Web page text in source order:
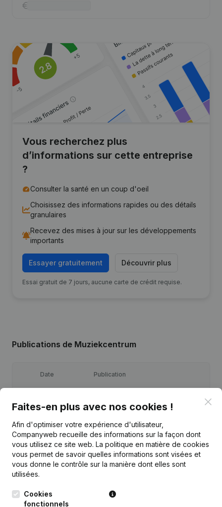
Vous recherchez plus
d’informations sur cette entreprise
?
Consulter la santé en un coup d'oeil
Choisissez des informations rapides ou des détails
granulaires
Recevez des mises à jour sur les développements
importants
Essayer gratuitement Découvrir plus
Essai gratuit de 7 jours, aucune carte de crédit requise.
Publications de Muziekcentrum
Date Publication
05-12-2024
Demissions - Nominations - Statuts
(Traduction, Coordination, Autres
Modifications, …) (NL)
15-05-2018
Appellation - Demissions -
06-12-2011 Demissions - Nominations
Faites-en plus avec nos cookies !
Afin d'optimiser votre expérience d'utilisateur,
Companyweb recueille des informations sur la façon dont
vous utilisez ce site web. La politique en matière de cookies
vous permet de savoir quelles informations sont visées et
vous donne le contrôle sur la manière dont elles sont
utilisées.
Cookies
fonctionnels